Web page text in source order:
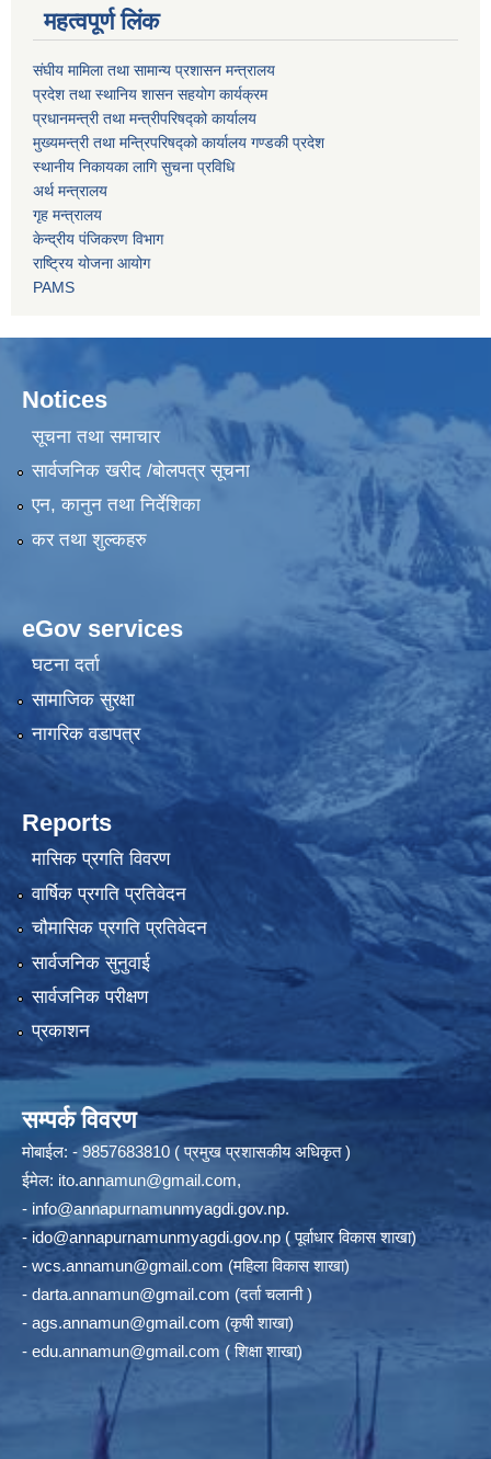
महत्वपूर्ण लिंक
संघीय मामिला तथा सामान्य प्रशासन मन्त्रालय
प्रदेश तथा स्थानिय शासन सहयोग कार्यक्रम
प्रधानमन्त्री तथा मन्त्रीपरिषद्को कार्यालय
मुख्यमन्त्री तथा मन्त्रिपरिषद्को कार्यालय गण्डकी प्रदेश
स्थानीय निकायका लागि सुचना प्रविधि
अर्थ मन्त्रालय
गृह मन्त्रालय
केन्द्रीय पंजिकरण विभाग
राष्ट्रिय योजना आयोग
PAMS
Notices
सूचना तथा समाचार
सार्वजनिक खरीद /बोलपत्र सूचना
एन, कानुन तथा निर्देशिका
कर तथा शुल्कहरु
eGov services
घटना दर्ता
सामाजिक सुरक्षा
नागरिक वडापत्र
Reports
मासिक प्रगति विवरण
वार्षिक प्रगति प्रतिवेदन
चौमासिक प्रगति प्रतिवेदन
सार्वजनिक सुनुवाई
सार्वजनिक परीक्षण
प्रकाशन
सम्पर्क विवरण
मोबाईल: - 9857683810 ( प्रमुख प्रशासकीय अधिकृत )
ईमेल: ito.annamun@gmail.com,
- info@annapurnamunmyagdi.gov.np.
- ido@annapurnamunmyagdi.gov.np ( पूर्वाधार विकास शाखा)
- wcs.annamun@gmail.com (महिला विकास शाखा)
- darta.annamun@gmail.com (दर्ता चलानी )
- ags.annamun@gmail.com (कृषी शाखा)
- edu.annamun@gmail.com ( शिक्षा शाखा)